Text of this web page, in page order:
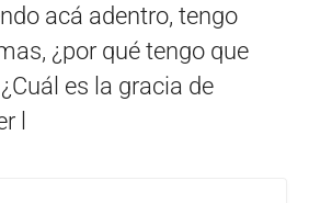
acá adentro, tengo
¿por qué tengo que
es la gracia de
l